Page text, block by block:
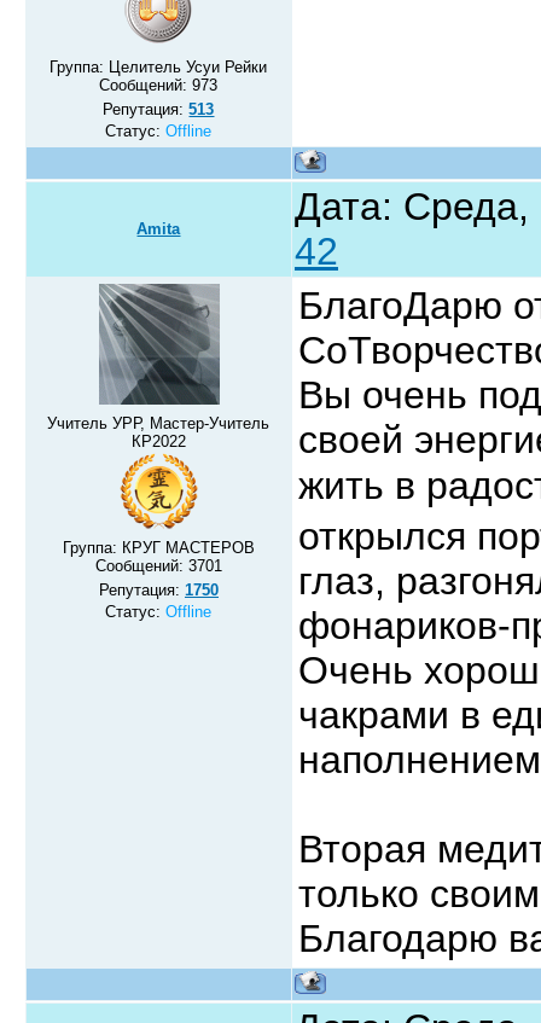
Группа: Целитель Усуи Рейки
Сообщений:973
Репутация:513
Статус:Offline
Amita
Дата:
42
Учитель УРР, Мастер-Учитель
КР2022
Группа: КРУГ МАСТЕРОВ
Сообщений: 3701
Репутация: 1750
Статус:Offline
БлагоДарю
Вы очень
своей
жить в
открылся
глаз,
фонариков-
Очень
чакрами в
Вторая
только
Благодарю